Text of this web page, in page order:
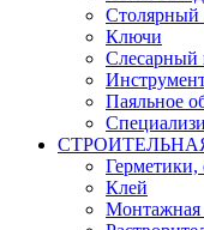
Столярный
Ключи
Слесарный
Паяльное
Герметики,
Клей
Монтажная